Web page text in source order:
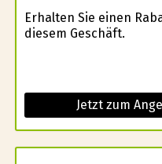
Erhalten Sie einen
diesem Geschäft.
Jetzt zum